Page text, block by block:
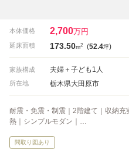
本体価格 2,700万円
延床面積 173.50m2 (52.4坪)
家族構成 夫婦＋子ども1人
所在地 栃木県大田原市
耐震・免震・制震｜2階建て｜収納
熱｜シンプルモダン｜…
間取り図あり